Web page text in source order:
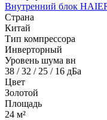
Внутренний блок
Страна
Китай
Тип компрессора
Инверторный
Уровень шума вн
38 / 32 / 25 / 16 дБа
Цвет
Золотой
Площадь
24 м²